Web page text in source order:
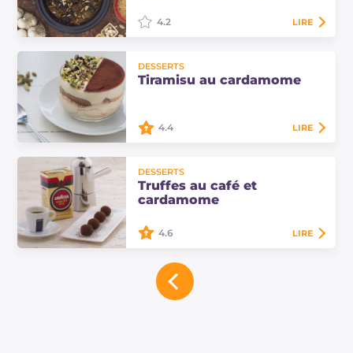
amandes et couscous aromatique
est un plat typique marocain, cuit
4.2 LIRE
DESSERTS
Tiramisu au cardamome
dessert à la cuillère aromatique aux
saveurs exotiques, une version
épicée du classique tiramisu.
4.4 LIRE
DESSERTS
Truffes au café et
cardamome
Les truffes au café et cardamome
sont des pralines irrésistibles et
gourmandes au goût épicé,
4.6 LIRE